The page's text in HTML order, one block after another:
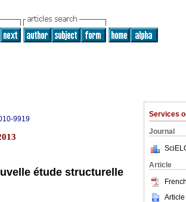
Services
Journal
Article
9919
étude structurelle